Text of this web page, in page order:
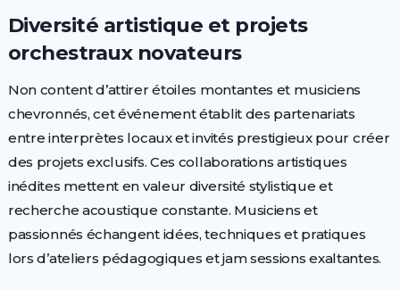
Diversité artistique et projets
orchestraux novateurs
Non content d’attirer étoiles montantes et musiciens
chevronnés, cet événement établit des partenariats
entre interprètes locaux et invités prestigieux pour créer
des projets exclusifs. Ces collaborations artistiques
inédites mettent en valeur diversité stylistique et
recherche acoustique constante. Musiciens et
passionnés échangent idées, techniques et pratiques
lors d’ateliers pédagogiques et jam sessions exaltantes.